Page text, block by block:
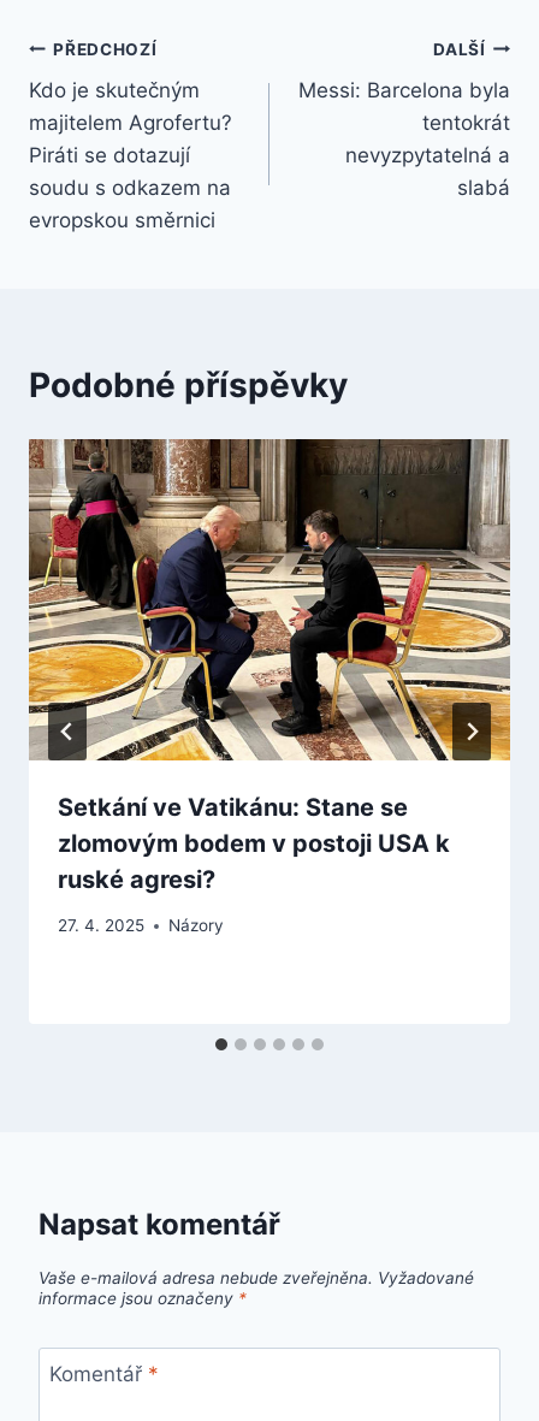
Navigace
pro
příspěvek
PŘEDCHOZÍ
Kdo je skutečným
majitelem Agrofertu?
Piráti se dotazují
soudu s odkazem na
evropskou směrnici
DALŠÍ
Messi: Barcelona byla
tentokrát
nevyzpytatelná a
slabá
Podobné příspěvky
Setkání ve Vatikánu: Stane se
zlomovým bodem v postoji USA k
ruské agresi?
27. 4. 2025 Názory
Napsat komentář
Vaše e-mailová adresa nebude zveřejněna. Vyžadované
informace jsou označeny *
Komentář *